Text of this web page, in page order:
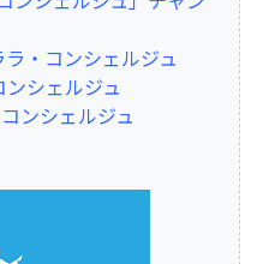
ラ・コンシェルジュ
ンシェルジュ
ンシェルジュ